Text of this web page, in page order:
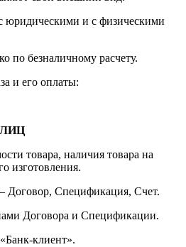
юридическими и с физическими
по безналичному расчету.
и его оплаты:
товара, наличия товара на
изготовления.
Договор, Спецификация, Счет.
Договора и Спецификации.
клиент».